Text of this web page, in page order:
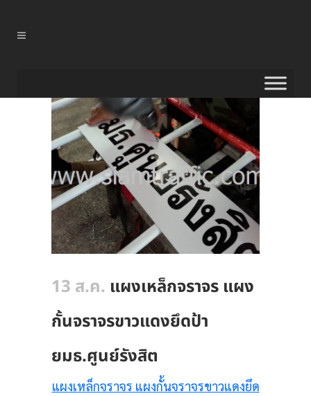
13 ส.ค. แผงเหล็กจราจร แผง
กั้นจราจรขาวแดงยึดป้า
ยมธ.ศูนย์รังสิต
แผงเหล็กจราจร แผงกั้นจราจรขาวแดงยึด